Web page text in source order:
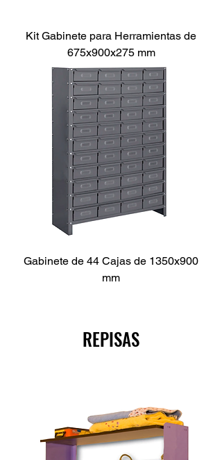
Kit Gabinete para Herramientas de
675x900x275 mm
Gabinete de 44 Cajas de 1350x900
mm
REPISAS